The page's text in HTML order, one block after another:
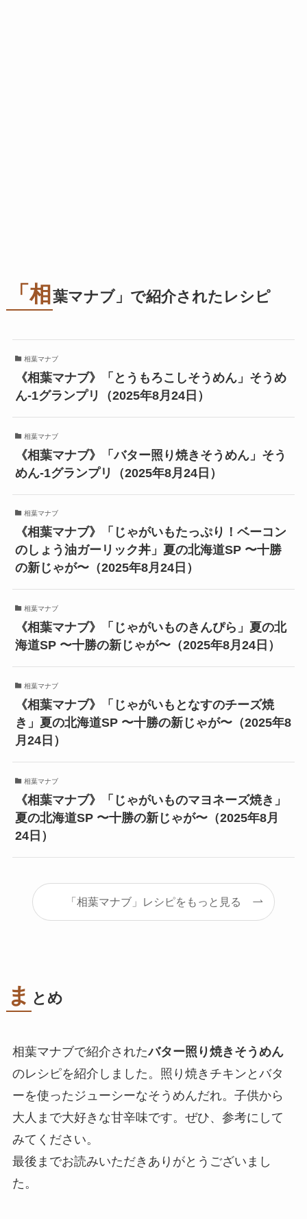
「相 葉マナブ」で紹介されたレシピ
相葉マナブ
《相葉マナブ》「とうもろこしそうめん」そうめ
ん-1グランプリ（2025年8月24日）
相葉マナブ
《相葉マナブ》「バター照り焼きそうめん」そう
めん-1グランプリ（2025年8月24日）
相葉マナブ
《相葉マナブ》「じゃがいもたっぷり！ベーコン
のしょう油ガーリック丼」夏の北海道SP 〜十勝
の新じゃが〜（2025年8月24日）
相葉マナブ
《相葉マナブ》「じゃがいものきんぴら」夏の北
海道SP 〜十勝の新じゃが〜（2025年8月24日）
相葉マナブ
《相葉マナブ》「じゃがいもとなすのチーズ焼
き」夏の北海道SP 〜十勝の新じゃが〜（2025年8
月24日）
相葉マナブ
《相葉マナブ》「じゃがいものマヨネーズ焼き」
夏の北海道SP 〜十勝の新じゃが〜（2025年8月
24日）
「相葉マナブ」レシピをもっと見る
ま とめ
相葉マナブで紹介されたバター照り焼きそうめん
のレシピを紹介しました。照り焼きチキンとバタ
ーを使ったジューシーなそうめんだれ。子供から
大人まで大好きな甘辛味です。ぜひ、参考にして
みてください。
最後までお読みいただきありがとうございまし
た。